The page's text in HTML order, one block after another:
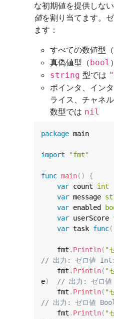
な初期値を提供しな
値を割り当てます。
ます：
すべての数値型
真偽値型（bool
string 型では
ポインタ、イン
ライス、チャネ
数型では nil
package main
import "fmt"
func main( )
{
var count int
var message
var enabled
var userScore
var task func(
    fmt
. Println( "
// 出力: ゼロ値
    fmt
. Println( "
e)
// 出力: ゼロ
    fmt
. Println( "
// 出力: ゼロ値
    fmt
. Println( "